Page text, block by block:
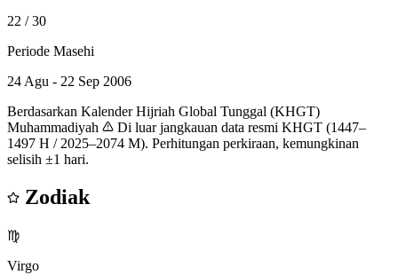
22 / 30
Periode Masehi
24 Agu - 22 Sep 2006
Berdasarkan Kalender Hijriah Global Tunggal (KHGT)
Muhammadiyah
Di luar jangkauan data resmi KHGT (1447–
1497 H / 2025–2074 M). Perhitungan perkiraan, kemungkinan
selisih ±1 hari.
Zodiak
♍
Virgo